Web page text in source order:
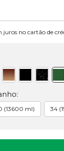
juros no cartão de
(13600 ml) 34